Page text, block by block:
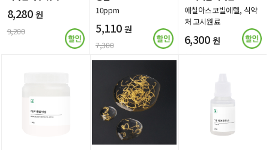
8,280 원
9,200
10ppm
5,110 원
7,300
에칠아스코빌에텔, 식약
처 고시원료
6,300 원